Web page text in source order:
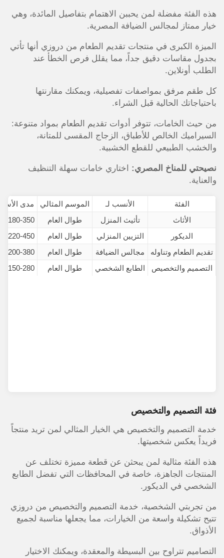
هذه الفئة مفضلة لمن يحببن الاهتمام بتفاصيل المائدة، وهي
خيار ممتاز لمجالس الضيافة المصرية.
الميزة الكبرى في منتجات تقديم الطعام من دروزي أنها تأتي
بجدول مقاسات دقيق جداً، مما يقلل فرص الخطأ عند
الطلب أونلاين.
كل طقم مرفق بمواصفات تفصيلية، ويمكنك مقارنتها
باحتياجاتك الحالية قبل الشراء.
من حيث الخامات، تتوفر أدوات تقديم الطعام بمواد متنوعة:
السيراميك الخالص للأطباق، الزجاج المقسى للمتانة،
والخشب الطبيعي للقطع الخشبية.
نصيحتي للمناخ المصري: اختاري خامات سهلة التنظيف
والعناية.
الفئة الأنسب لـ الموسم المثالي
مدى
الأثاث
تأثيث المنزل طوال العام
180-350 ج.م
الديكور
التزيين المنزلي طوال العام
220-450 ج.م
تقديم الطعام وتناوله
مجالس الضيافة طوال العام
200-380 ج.م
التصميم والتخصيص
الطابع الشخصي طوال العام 150-280 ج.م
فئة التصميم والتخصيص
خدمة التصميم والتخصيص هي الخيار المثالي لمن تريد منتجاً
فريداً يعكس شخصيتها.
هذه الفئة مثالية لمن يبحثن عن قطعة مميزة تختلف عن
المنتجات الجاهزة، خاصة في المحافظات التي تفضل الطابع
الشخصي في الديكور.
من تجربتي الشخصية، خدمة التصميم والتخصيص من دروزي
تتيح تشكيلة واسعة من الخيارات، مما يجعلها مناسبة لجميع
الأذواق.
التصاميم تتراوح بين البسيطة والمعقدة، ويمكنك الاختيار